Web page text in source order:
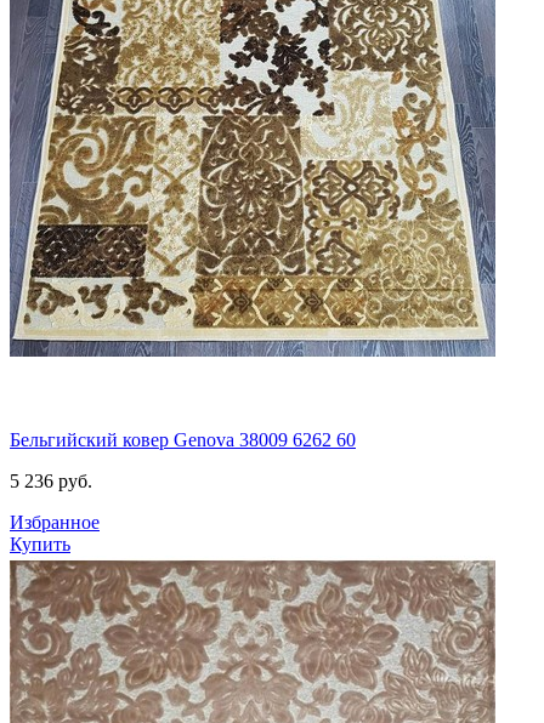
Бельгийский ковер Genova 38009 6262 60
5 236 руб.
Избранное
Купить